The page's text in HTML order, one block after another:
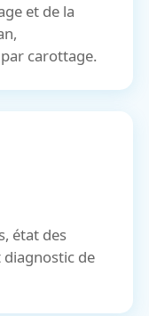
et de la
carottage.
état des
de